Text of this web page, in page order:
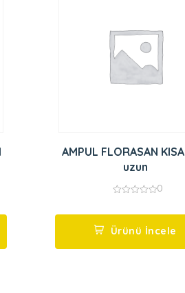
AMPUL FLORASAN
uzun
5
0
Ürünü İncele